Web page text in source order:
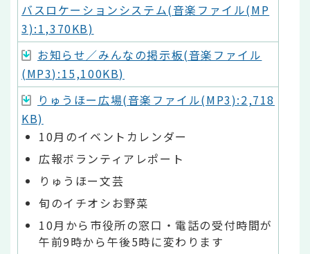
バスロケーションシステム(音楽ファイル(MP
3):1,370KB)
お知らせ／みんなの掲示板(音楽ファイル
(MP3):15,100KB)
りゅうほー広場(音楽ファイル(MP3):2,718
KB)
10月のイベントカレンダー
広報ボランティアレポート
りゅうほー文芸
旬のイチオシお野菜
10月から市役所の窓口・電話の受付時間が
午前9時から午後5時に変わります